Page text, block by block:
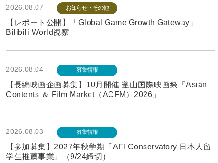
2026.08.07 お知らせ・その他
【レポート公開】「Global Game Growth Gateway」
Bilibili World視察
2026.08.04 募集情報
【長編映画企画募集】10月開催 釜山国際映画祭「Asian
Contents ＆ Film Market（ACFM）2026」
2026.08.03 募集情報
【参加募集】2027年秋学期「AFI Conservatory 日本人留
学生推薦事業」（9/24締切）